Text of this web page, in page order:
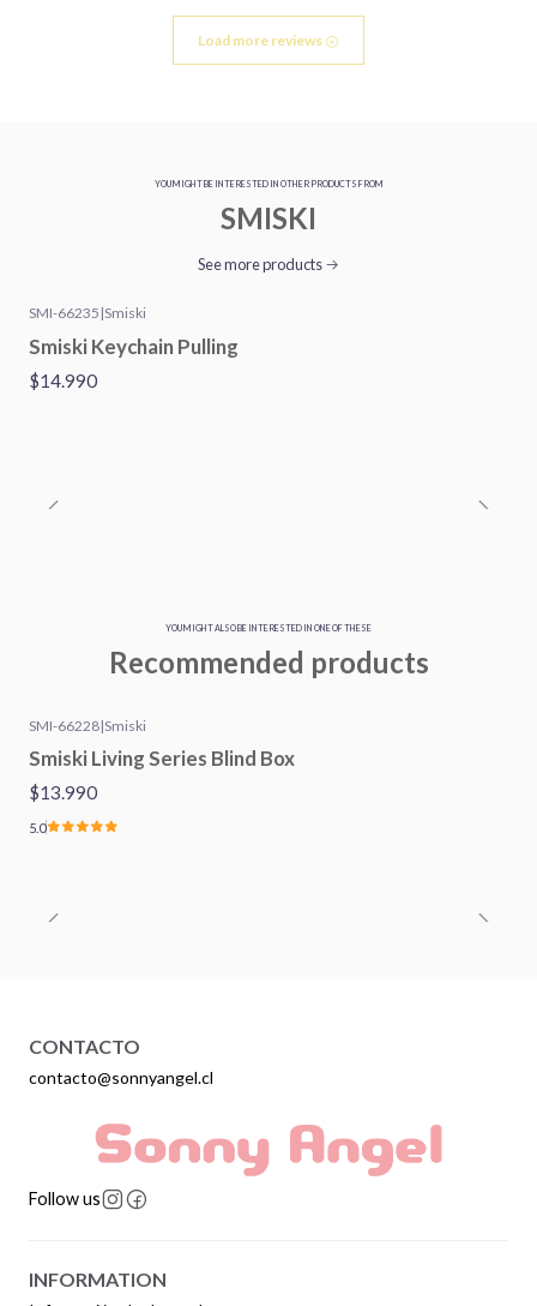
Load more reviews
YOU MIGHT BE INTERESTED IN OTHER PRODUCTS FROM
SMISKI
See more products
SMI-66235 |Smiski
Smiski Keychain Pulling
$14.990
YOU MIGHT ALSO BE INTERESTED IN ONE OF THESE
Recommended products
SMI-66228|Smiski
Smiski Living Series Blind Box
$13.990
5.0
CONTACTO
contacto@sonnyangel.cl
Follow us
INFORMATION